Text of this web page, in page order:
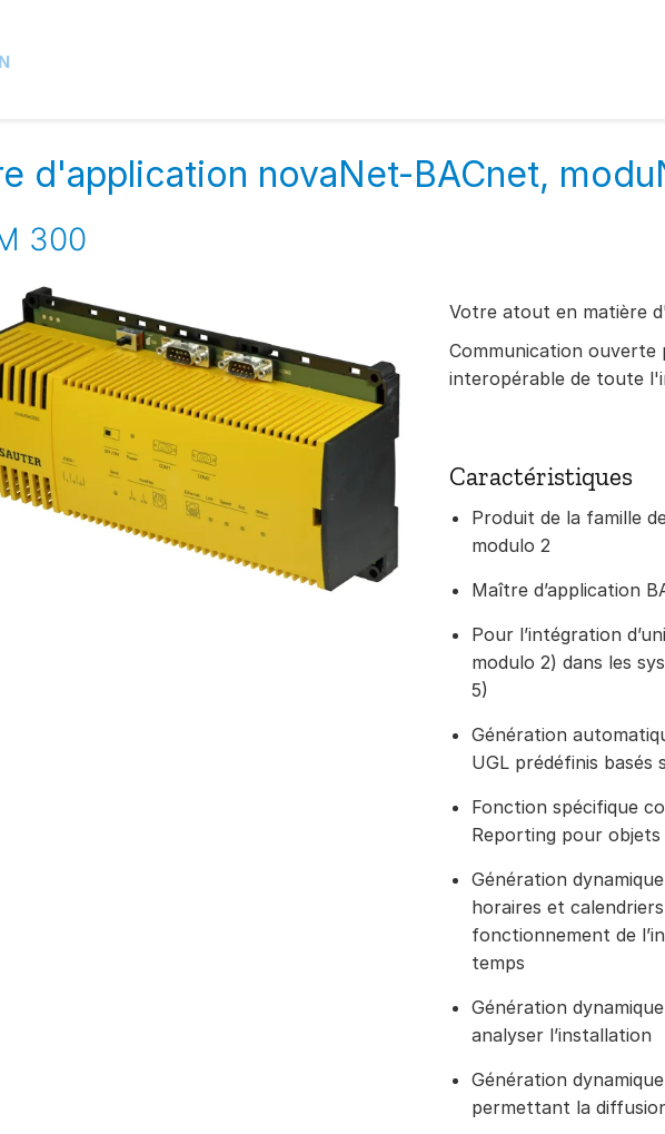
d'application novaNet-BACnet,
300
Votre atout en matière
Communication
interopérable de toute
Caractéristiques
Produit de la famille
modulo 2
Maître d’application
Pour l’intégration
modulo 2) dans les
5)
Génération
UGL prédéfinis basés
Fonction spécifique
Reporting pour objets
Génération
horaires et
fonctionnement de
temps
Génération
analyser l’installation
Génération
permettant la